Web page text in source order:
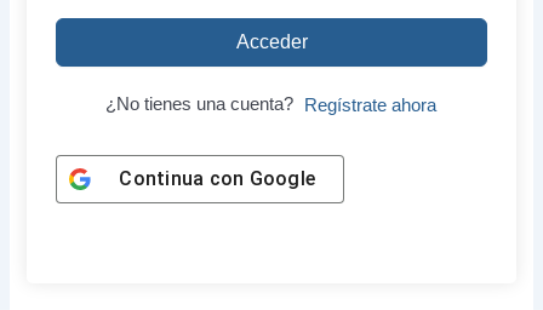
Acceder
¿No tienes una cuenta? Regístrate ahora
Continua con Google